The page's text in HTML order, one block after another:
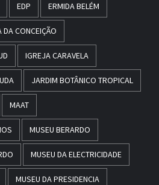
EDP ERMIDA BELÉM
CONCEIÇÃO
IGREJA CARAVELA
JARDIM BOTÂNICO TROPICAL
MAAT
MUSEU BERARDO
MUSEU DA ELECTRICIDADE
MUSEU DA PRESIDENCIA